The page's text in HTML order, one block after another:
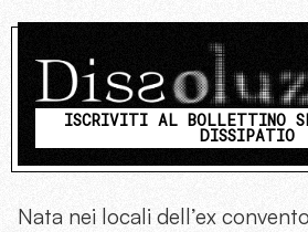
ISCRIVITI AL BOLLETTINO
DISSIPATIO
Nata nei locali dell’ex